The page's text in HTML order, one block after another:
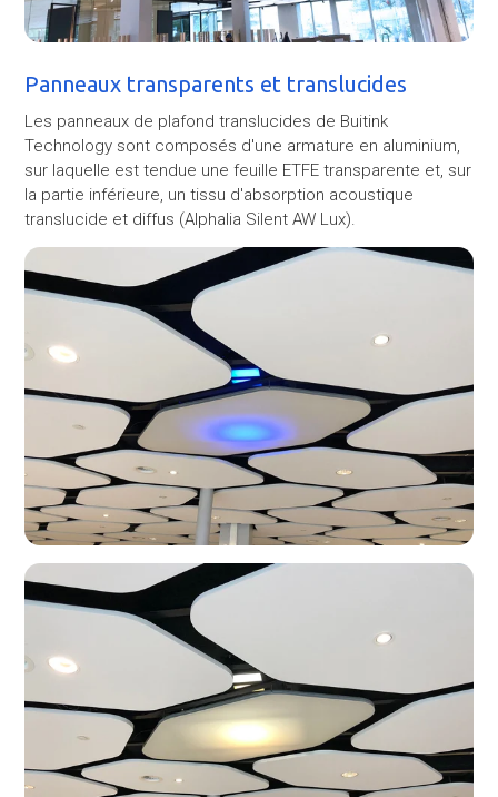
Panneaux transparents et translucides
Les panneaux de plafond translucides de Buitink
Technology sont composés d'une armature en aluminium,
sur laquelle est tendue une feuille ETFE transparente et, sur
la partie inférieure, un tissu d'absorption acoustique
translucide et diffus (Alphalia Silent AW Lux).